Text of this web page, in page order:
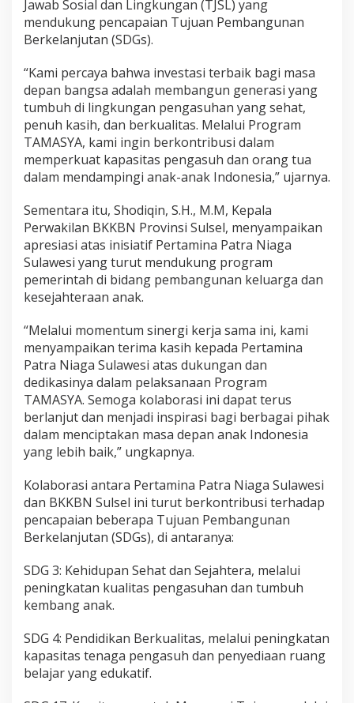
t
P
r
a
m
A
M
A
S
Jawab Sosial dan Lingkungan (TJSL) yang
mendukung pencapaian Tujuan Pembangunan
Berkelanjutan (SDGs).
“Kami percaya bahwa investasi terbaik bagi masa
depan bangsa adalah membangun generasi yang
tumbuh di lingkungan pengasuhan yang sehat,
penuh kasih, dan berkualitas. Melalui Program
TAMASYA, kami ingin berkontribusi dalam
memperkuat kapasitas pengasuh dan orang tua
dalam mendampingi anak-anak Indonesia,” ujarnya.
Sementara itu, Shodiqin, S.H., M.M, Kepala
Perwakilan BKKBN Provinsi Sulsel, menyampaikan
apresiasi atas inisiatif Pertamina Patra Niaga
Sulawesi yang turut mendukung program
pemerintah di bidang pembangunan keluarga dan
kesejahteraan anak.
“Melalui momentum sinergi kerja sama ini, kami
menyampaikan terima kasih kepada Pertamina
Patra Niaga Sulawesi atas dukungan dan
dedikasinya dalam pelaksanaan Program
TAMASYA. Semoga kolaborasi ini dapat terus
berlanjut dan menjadi inspirasi bagi berbagai pihak
dalam menciptakan masa depan anak Indonesia
yang lebih baik,” ungkapnya.
Kolaborasi antara Pertamina Patra Niaga Sulawesi
dan BKKBN Sulsel ini turut berkontribusi terhadap
pencapaian beberapa Tujuan Pembangunan
Berkelanjutan (SDGs), di antaranya:
SDG 3: Kehidupan Sehat dan Sejahtera, melalui
peningkatan kualitas pengasuhan dan tumbuh
kembang anak.
SDG 4: Pendidikan Berkualitas, melalui peningkatan
kapasitas tenaga pengasuh dan penyediaan ruang
belajar yang edukatif.